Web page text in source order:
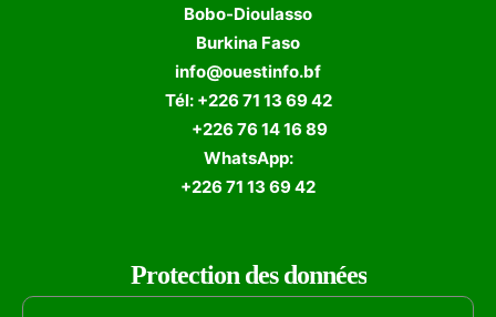
Bobo-Dioulasso
Burkina Faso
info@ouestinfo.bf
Tél: +226 71 13 69 42
+226 76 14 16 89
WhatsApp:
+226 71 13 69 42
Protection des données